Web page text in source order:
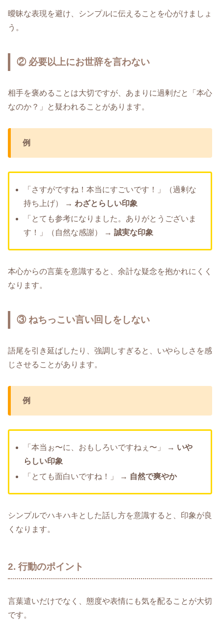
曖昧な表現を避け、シンプルに伝えることを心がけましょ
う。
② 必要以上にお世辞を言わない
相手を褒めることは大切ですが、あまりに過剰だと「本心
なのか？」と疑われることがあります。
例
「さすがですね！本当にすごいです！」（過剰な
持ち上げ） → わざとらしい印象
「とても参考になりました。ありがとうございま
す！」（自然な感謝） →誠実な印象
本心からの言葉を意識すると、余計な疑念を抱かれにくく
なります。
③ ねちっこい言い回しをしない
語尾を引き延ばしたり、強調しすぎると、いやらしさを感
じさせることがあります。
例
「本当ぉ〜に、おもしろいですねぇ〜」 → いや
らしい印象
「とても面白いですね！」 → 自然で爽やか
シンプルでハキハキとした話し方を意識すると、印象が良
くなります。
2. 行動のポイント
言葉遣いだけでなく、態度や表情にも気を配ることが大切
です。